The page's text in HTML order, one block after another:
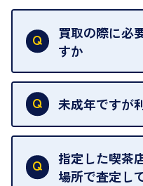
買取の際に必
すか
本人確認書類をご
類はこちらをご確
未成年ですが
18歳未満の方は、
ただけません。
指定した喫茶
場所で査定し